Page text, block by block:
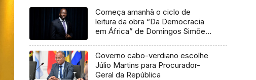
Começa amanhã o ciclo de
leitura da obra “Da Democracia
em África” de Domingos Simões
Governo cabo-verdiano escolhe
Júlio Martins para Procurador-
Geral da República